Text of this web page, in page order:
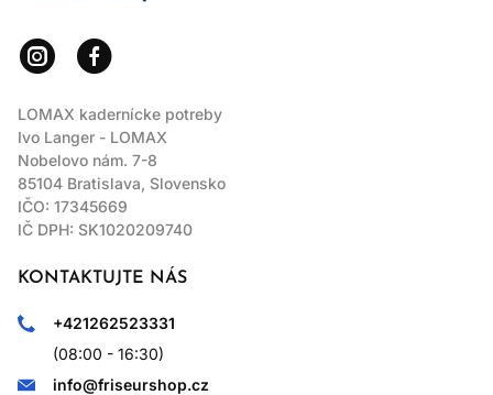
LOMAX kadernícke potreby
Ivo Langer - LOMAX
Nobelovo nám. 7-8
85104 Bratislava, Slovensko
IČO: 17345669
IČ DPH: SK1020209740
KONTAKTUJTE NÁS
+421262523331
(08:00 - 16:30)
info@friseurshop.cz